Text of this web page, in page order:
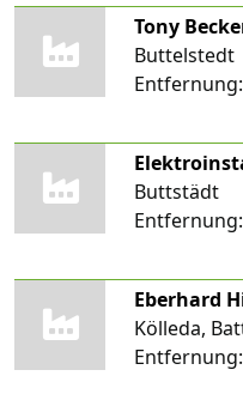
Tony
Buttelstedt
Entfernung:
Buttstädt
Entfernung:
Eberhard
Kölleda,
Entfernung: